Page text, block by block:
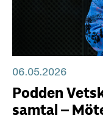
Podden
samtal –
06.05.2026